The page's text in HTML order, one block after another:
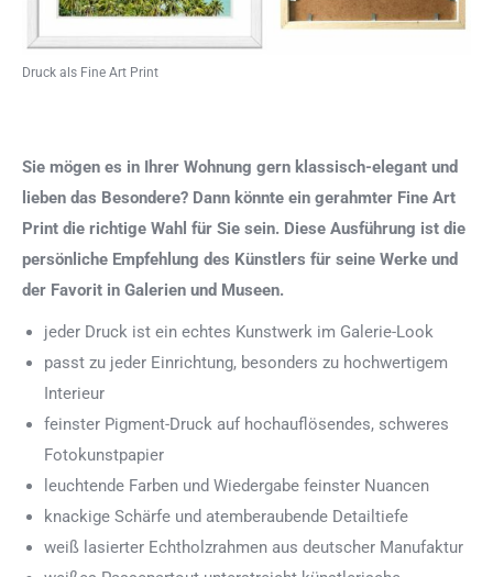
Druck als Fine Art Print
Sie mögen es in Ihrer Wohnung gern klassisch-elegant und
lieben das Besondere? Dann könnte ein gerahmter Fine Art
Print die richtige Wahl für Sie sein. Diese Ausführung ist die
persönliche Empfehlung des Künstlers für seine Werke und
der Favorit in Galerien und Museen.
jeder Druck ist ein echtes Kunstwerk im Galerie-Look
passt zu jeder Einrichtung, besonders zu hochwertigem
Interieur
feinster Pigment-Druck auf hochauflösendes, schweres
Fotokunstpapier
leuchtende Farben und Wiedergabe feinster Nuancen
knackige Schärfe und atemberaubende Detailtiefe
weiß lasierter Echtholzrahmen aus deutscher Manufaktur